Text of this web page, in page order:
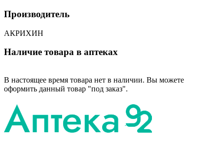
Производитель
АКРИХИН
Наличие товара в аптеках
В настоящее время товара нет в наличии. Вы можете
оформить данный товар "под заказ".